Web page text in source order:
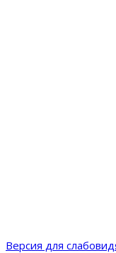
Версия для